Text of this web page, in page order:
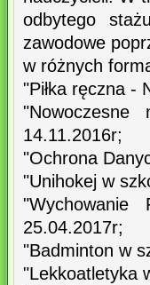
odbytego
zawodowe
w różnych
"Piłka ręczna -
14.11.2016r;
"Ochrona
"Unihokej w
25.04.2017r;
"Badminton w
"Lekkoatletyka